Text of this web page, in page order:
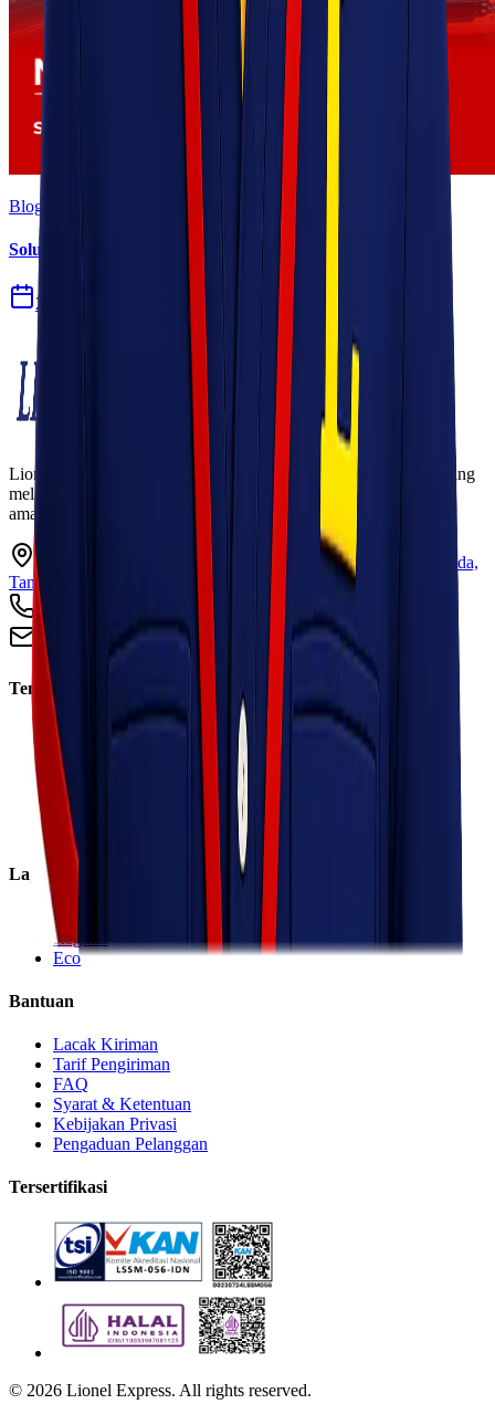
Blog
Solusi Logistik untuk Perusahaan Manufaktur
27 Jul 2026
Lionel Express adalah perusahaan jasa pengiriman terpercaya yang
melayani pengiriman barang ke seluruh Indonesia dengan cepat,
aman, dan harga kompetitif.
Ruko Garden Square Blok G No. 11-12 Jurumudi baru, Benda,
Tangerang, Banten 15124
+62 813 8838 8182
info@lionelexpress.com
Tentang Kami
Tentang Kami
Visi & Misi
Sosial Perusahaan
Karir
Cabang
Informasi
Layanan
Express
Regular
Eco
Bantuan
Lacak Kiriman
Tarif Pengiriman
FAQ
Syarat & Ketentuan
Kebijakan Privasi
Pengaduan Pelanggan
Tersertifikasi
© 2026 Lionel Express. All rights reserved.